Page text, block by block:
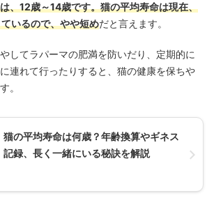
、12歳～14歳です。猫の平均寿命は現在、
いるので、やや短めだと言えます。
してラパーマの肥満を防いだり、定期的に
連れて行ったりすると、猫の健康を保ちや
。
猫の平均寿命は何歳？年齢換算やギネス
記録、長く一緒にいる秘訣を解説